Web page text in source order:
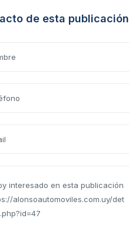
de esta publicación